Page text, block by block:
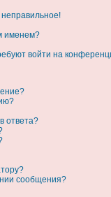
именем?
войти на
ответа?
сообщения?